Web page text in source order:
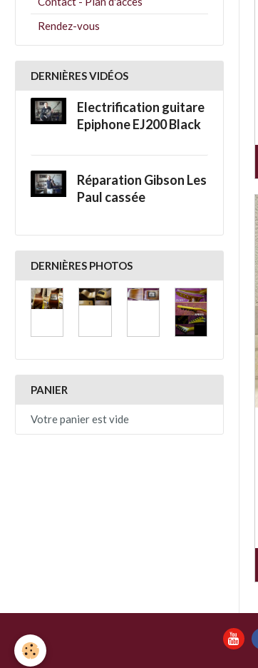
Rendez-vous
DERNIÈRES VIDÉOS
Electrification guitare
Epiphone EJ200 Black
Réparation Gibson Les
Paul cassée
DERNIÈRES PHOTOS
PANIER
Votre panier est vide